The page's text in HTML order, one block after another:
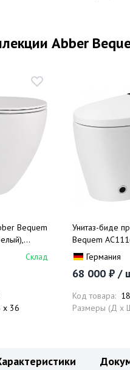
Abber
Склад
x 36
Унитаз-биде
Bequem
(белый),Германия
68 000 ₽ /
Код товара:
Размеры (Д x